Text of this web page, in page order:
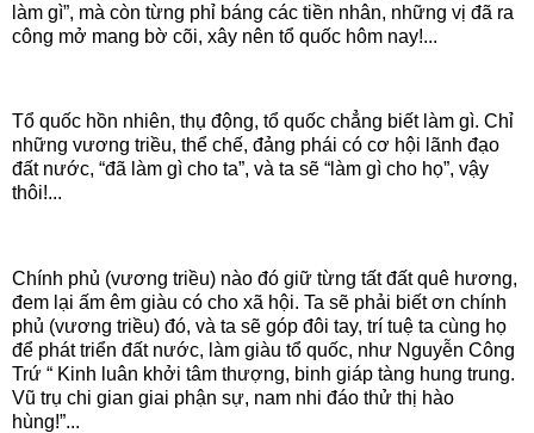
làm gì”, mà còn từng phỉ báng các tiền nhân, những vị đã ra
công mở mang bờ cõi, xây nên tổ quốc hôm nay!...
Tổ quốc hồn nhiên, thụ động, tổ quốc chẳng biết làm gì. Chỉ
những vương triều, thể chế, đảng phái có cơ hội lãnh đạo
đất nước, “đã làm gì cho ta”, và ta sẽ “làm gì cho họ”, vậy
thôi!...
Chính phủ (vương triều) nào đó giữ từng tất đất quê hương,
đem lại ấm êm giàu có cho xã hội. Ta sẽ phải biết ơn chính
phủ (vương triều) đó, và ta sẽ góp đôi tay, trí tuệ ta cùng họ
để phát triển đất nước, làm giàu tổ quốc, như Nguyễn Công
Trứ “ Kinh luân khởi tâm thượng, binh giáp tàng hung trung.
Vũ trụ chi gian giai phận sự, nam nhi đáo thử thị hào
hùng!”...